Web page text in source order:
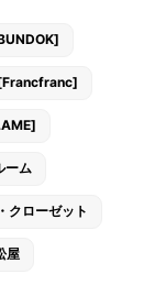
ーム
クローゼット
屋